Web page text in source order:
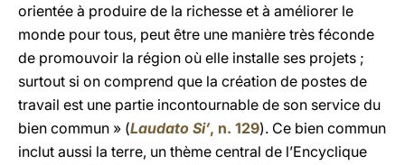
orientée à produire de la richesse et à améliorer le
monde pour tous, peut être une manière très féconde
de promouvoir la région où elle installe ses projets ;
surtout si on comprend que la création de postes de
travail est une partie incontournable de son service du
bien commun » (Laudato Si’, n. 129). Ce bien commun
inclut aussi la terre, un thème central de l’Encyclique